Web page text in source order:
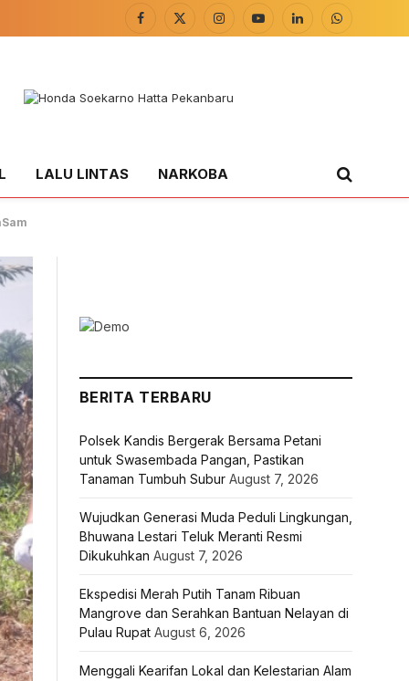
Facebook
X
InstagramYouTubeLinkedInWhatsApp
LALU LINTAS NARKOBA
BERITA TERBARU
Polsek Kandis Bergerak Bersama Petani
untuk Swasembada Pangan, Pastikan
Tanaman Tumbuh Subur August 7, 2026
Wujudkan Generasi Muda Peduli Lingkungan,
Bhuwana Lestari Teluk Meranti Resmi
Dikukuhkan August 7, 2026
Ekspedisi Merah Putih Tanam Ribuan
Mangrove dan Serahkan Bantuan Nelayan di
Pulau Rupat August 6, 2026
Menggali Kearifan Lokal dan Kelestarian Alam